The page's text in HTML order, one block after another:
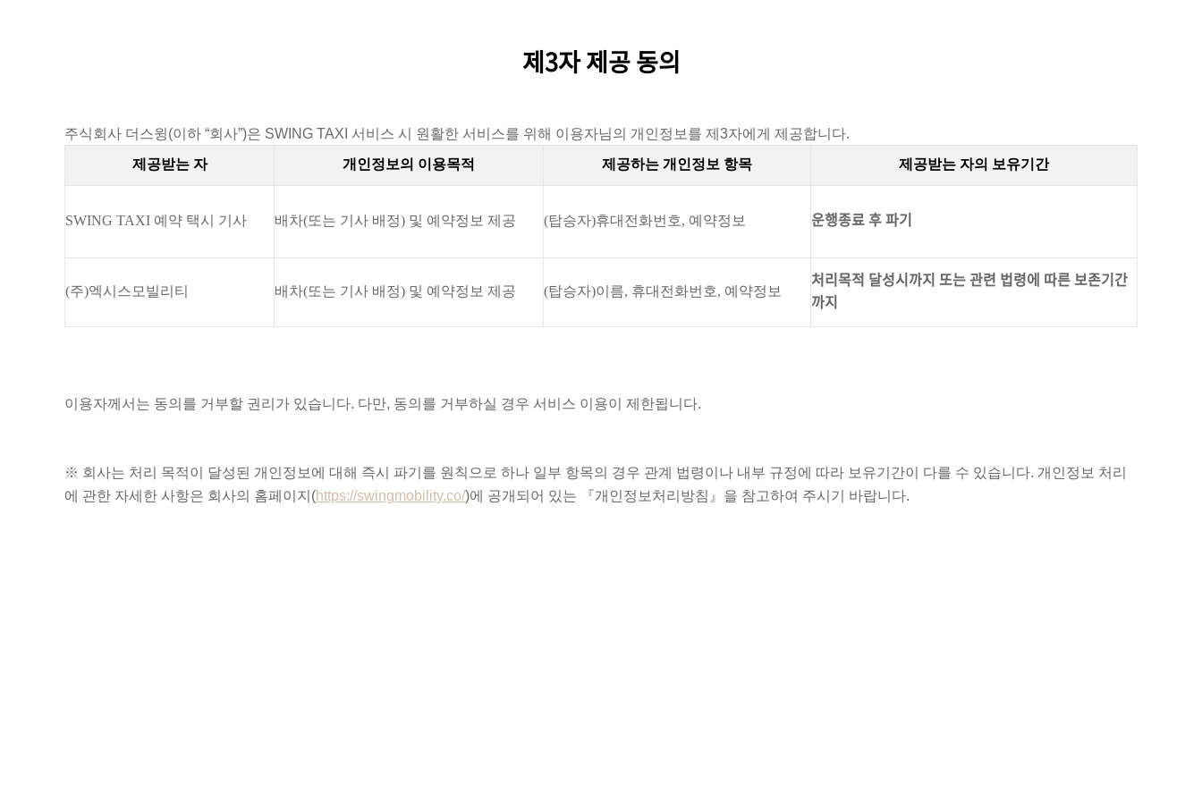
제3자 제공 동의
주식회사 더스윙(이하 “회사”)은 SWING TAXI 서비스 시 원활한 서비스를 위해 이용자님의 개인정보를 제3자에게 제공합니다.
제공받는 자
개인정보의 이용목적 제공하는 개인정보 항목 제공받는 자의 보유기간
SWING TAXI 예약 택시 기사 배차(또는 기사 배정) 및 예약정보 제공 (탑승자)휴대전화번호, 예약정보 운행종료 후 파기
(주)엑시스모빌리티 배차(또는 기사 배정) 및 예약정보 제공 (탑승자)이름, 휴대전화번호, 예약정보
처리목적 달성시까지 또는 관련 법령에 따른 보존기간
까지
이용자께서는 동의를 거부할 권리가 있습니다. 다만, 동의를 거부하실 경우 서비스 이용이 제한됩니다.
※ 회사는 처리 목적이 달성된 개인정보에 대해 즉시 파기를 원칙으로 하나 일부 항목의 경우 관계 법령이나 내부 규정에 따라 보유기간이 다를 수 있습니다. 개인정보 처리
에 관한 자세한 사항은 회사의 홈페이지(https://swingmobility.co/)에 공개되어 있는 『개인정보처리방침』을 참고하여 주시기 바랍니다.